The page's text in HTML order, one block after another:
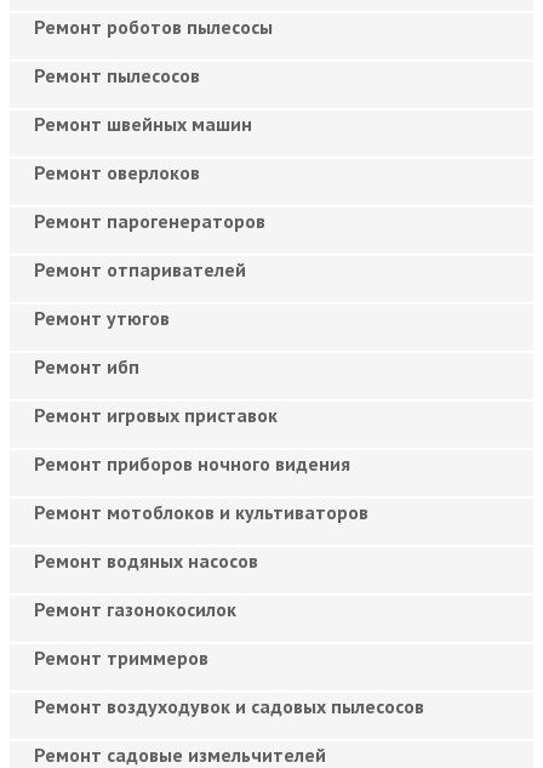
Ремонт роботов пылесосы
Ремонт пылесосов
Ремонт швейных машин
Ремонт оверлоков
Ремонт парогенераторов
Ремонт отпаривателей
Ремонт утюгов
Ремонт ибп
Ремонт игровых приставок
Ремонт приборов ночного видения
Ремонт мотоблоков и культиваторов
Ремонт водяных насосов
Ремонт газонокосилок
Ремонт триммеров
Ремонт воздуходувок и садовых пылесосов
Ремонт садовые измельчителей